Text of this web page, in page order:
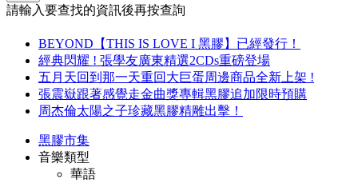
請輸入要查找的資訊後再按查詢
BEYOND【THIS IS LOVE I 黑膠】已經發行！
經典閃耀 ! 張學友廣東精選2CDs重磅登場
五月天回到那一天重回大巨蛋周邊商品全新上架 !
張震嶽跟著感覺走金曲獎專輯黑膠追加限時預購
周杰倫太陽之子珍藏黑膠精雕出擊！
黑膠市集
音樂類型
華語